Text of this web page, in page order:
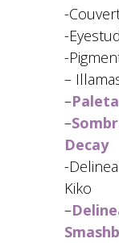
-
-
-
–
–
–
Decay
-
Kiko
–